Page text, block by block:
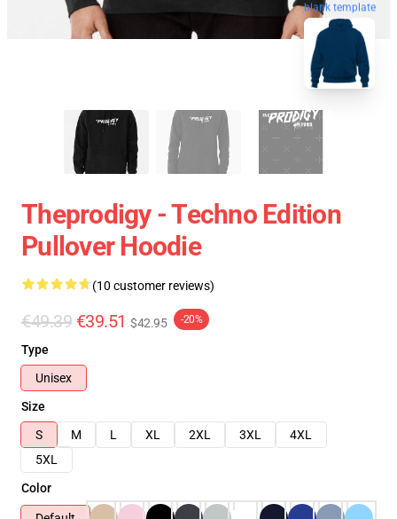
blank template
Theprodigy - Techno Edition
Pullover Hoodie
(10 customer reviews)
€49.39 €39.51 $42.95 -20%
Type
Unisex
Size
S
M L XL 2XL 3XL
4XL
5XL
Color